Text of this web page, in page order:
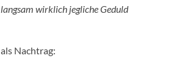
wirklich jegliche Geduld
Nachtrag: